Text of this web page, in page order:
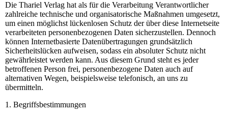
Die Thariel Verlag hat als für die Verarbeitung Verantwortlicher
zahlreiche technische und organisatorische Maßnahmen umgesetzt,
um einen möglichst lückenlosen Schutz der über diese Internetseite
verarbeiteten personenbezogenen Daten sicherzustellen. Dennoch
können Internetbasierte Datenübertragungen grundsätzlich
Sicherheitslücken aufweisen, sodass ein absoluter Schutz nicht
gewährleistet werden kann. Aus diesem Grund steht es jeder
betroffenen Person frei, personenbezogene Daten auch auf
alternativen Wegen, beispielsweise telefonisch, an uns zu
übermitteln.
1. Begriffsbestimmungen